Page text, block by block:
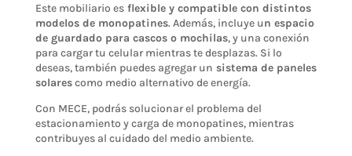
Este mobiliario esflexible y compatible con distintos
modelos de monopatines. Además, incluye un espacio
de guardado para cascos o mochilas, y una conexión
para cargar tu celular mientras te desplazas. Si lo
deseas, también puedes agregar un sistema de paneles
solarescomo medio alternativo de energía.
Con MECE, podrás solucionar el problema del
estacionamiento y carga de monopatines, mientras
contribuyes al cuidado del medio ambiente.